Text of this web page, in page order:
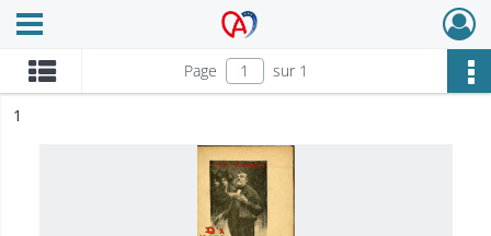
Archives Alsace - Colmar
Ouvrir le menu déroulant
Page sur 1
n°
1